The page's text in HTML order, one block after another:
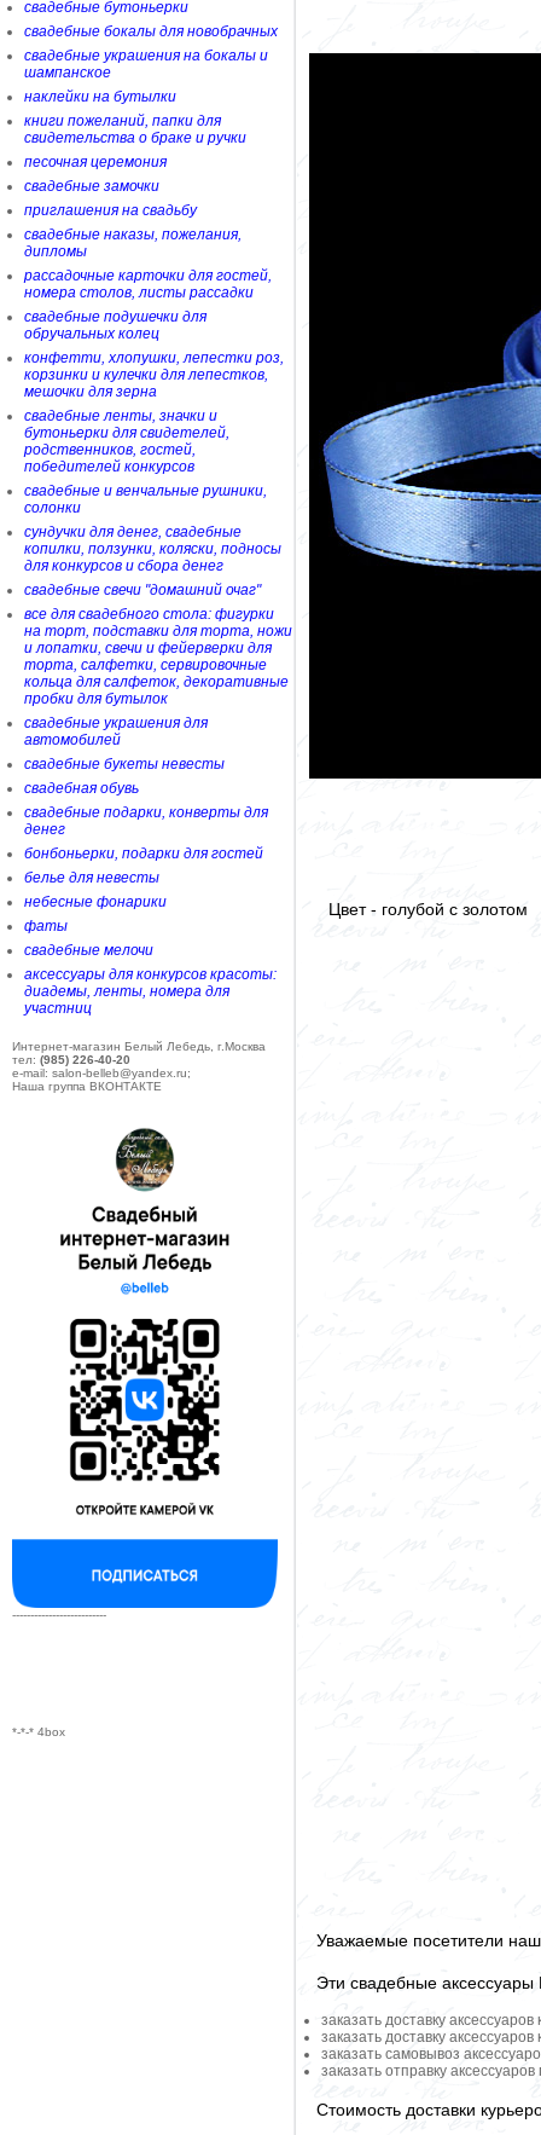
свадебные бутоньерки
свадебные бокалы для новобрачных
свадебные украшения на бокалы и
шампанское
наклейки на бутылки
книги пожеланий, папки для
свидетельства о браке и ручки
песочная церемония
свадебные замочки
приглашения на свадьбу
свадебные наказы, пожелания,
дипломы
рассадочные карточки для гостей,
номера столов, листы рассадки
свадебные подушечки для
обручальных колец
конфетти, хлопушки, лепестки роз,
корзинки и кулечки для лепестков,
мешочки для зерна
свадебные ленты, значки и
бутоньерки для свидетелей,
родственников, гостей,
победителей конкурсов
свадебные и венчальные рушники,
солонки
сундучки для денег, свадебные
копилки, ползунки, коляски, подносы
для конкурсов и сбора денег
свадебные свечи "домашний очаг"
все для свадебного стола: фигурки
на торт, подставки для торта, ножи
и лопатки, свечи и фейерверки для
торта, салфетки, сервировочные
кольца для салфеток, декоративные
пробки для бутылок
свадебные украшения для
автомобилей
свадебные букеты невесты
свадебная обувь
свадебные подарки, конверты для
денег
бонбоньерки, подарки для гостей
белье для невесты
небесные фонарики
фаты
свадебные мелочи
аксессуары для конкурсов красоты:
диадемы, ленты, номера для
участниц
Интернет-магазин Белый Лебедь, г.Москва
тел: (985) 226-40-20
e-mail: salon-belleb@yandex.ru;
Наша группа ВКОНТАКТЕ
--------------------------
*-*-* 4box
Цвет - голубой с золотом
Уважаемые посетители
Эти свадебные
заказать доставку
заказать доставку
заказать самовывоз
заказать отправку
Стоимость доставки